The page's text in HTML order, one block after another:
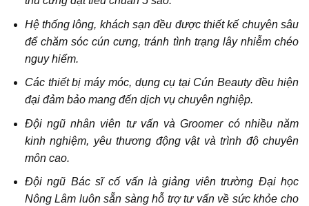
Hệ thống lông, khách sạn đều được thiết kế chuyên sâu
để chăm sóc cún cưng, tránh tình trạng lây nhiễm chéo
nguy hiểm.
Các thiết bị máy móc, dụng cụ tại Cún Beauty đều hiện
đại đảm bảo mang đến dịch vụ chuyên nghiệp.
Đội ngũ nhân viên tư vấn và Groomer có nhiều năm
kinh nghiệm, yêu thương động vật và trình độ chuyên
môn cao.
Đội ngũ Bác sĩ cố vấn là giảng viên trường Đại học
Nông Lâm luôn sẵn sàng hỗ trợ tư vấn về sức khỏe cho